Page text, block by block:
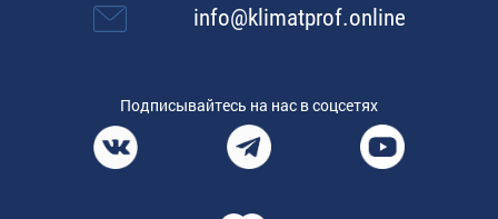
info@klimatprof.online
Подписывайтесь на нас в соцсетях